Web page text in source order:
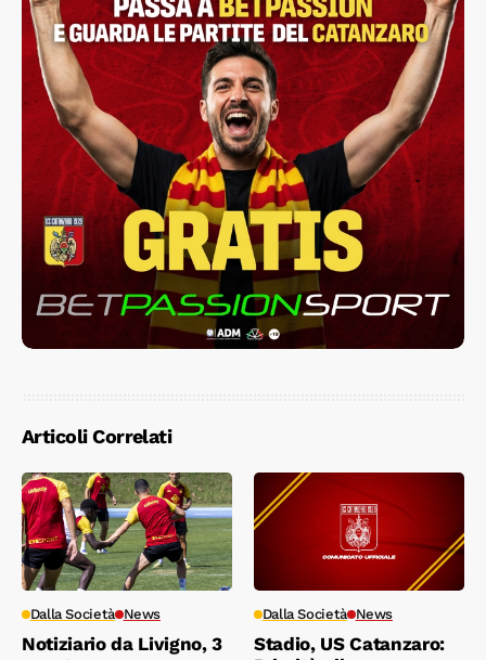
Articoli Correlati
Dalla Società News
Notiziario da Livigno, 3
Dalla Società News
Stadio, US Catanzaro: